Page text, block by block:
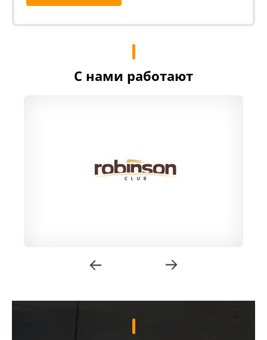
С нами работают